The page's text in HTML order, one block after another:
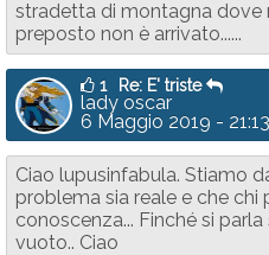
stradetta di montagna dove
preposto non è arrivato......
1 Re: E' triste
lady oscar
6 Maggio 2019 - 21:13
Ciao lupusinfabula. Stiamo
problema sia reale e che chi
conoscenza... Finché si
vuoto.. Ciao